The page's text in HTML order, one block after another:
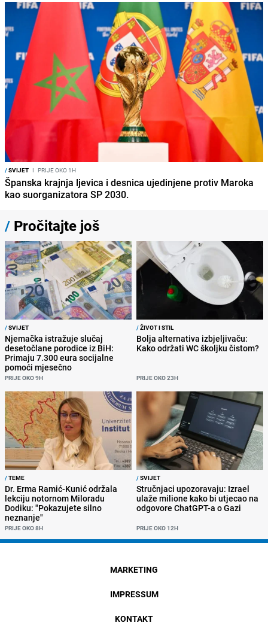
/SVIJET I PRIJE OKO 1H
Španska krajnja ljevica i desnica ujedinjene protiv Maroka
kao suorganizatora SP 2030.
/ Pročitajte još
/SVIJET
Njemačka istražuje slučaj
desetočlane porodice iz BiH:
Primaju 7.300 eura socijalne
pomoći mjesečno
PRIJE OKO 9H
/ŽIVOT I STIL
Bolja alternativa izbjeljivaču:
Kako održati WC školjku čistom?
PRIJE OKO 23H
/TEME
Dr. Erma Ramić-Kunić održala
lekciju notornom Miloradu
Dodiku: "Pokazujete silno
neznanje"
PRIJE OKO 8H
/SVIJET
Stručnjaci upozoravaju: Izrael
ulaže milione kako bi utjecao na
odgovore ChatGPT-a o Gazi
PRIJE OKO 12H
MARKETING
IMPRESSUM
KONTAKT